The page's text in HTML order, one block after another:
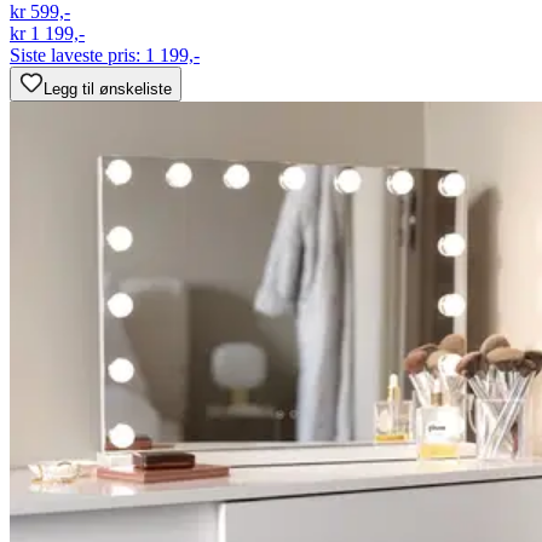
kr 599,-
kr 1 199,-
Siste laveste pris: 1 199,-
Legg til ønskeliste